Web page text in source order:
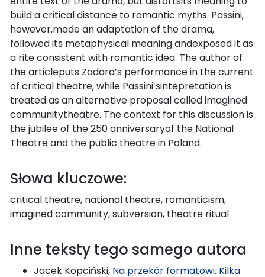
build a critical distance to romantic myths. Passini,
however,made an adaptation of the drama,
followed its metaphysical meaning andexposed it as
a rite consistent with romantic idea. The author of
the articleputs Zadara’s performance in the current
of critical theatre, while Passini’sintepretation is
treated as an alternative proposal called imagined
communitytheatre. The context for this discussion is
the jubilee of the 250 anniversaryof the National
Theatre and the public theatre in Poland.
Słowa kluczowe:
critical theatre, national theatre, romanticism,
imagined community, subversion, theatre ritual
Inne teksty tego samego autora
Jacek Kopciński, Na przekór formatowi. Kilka